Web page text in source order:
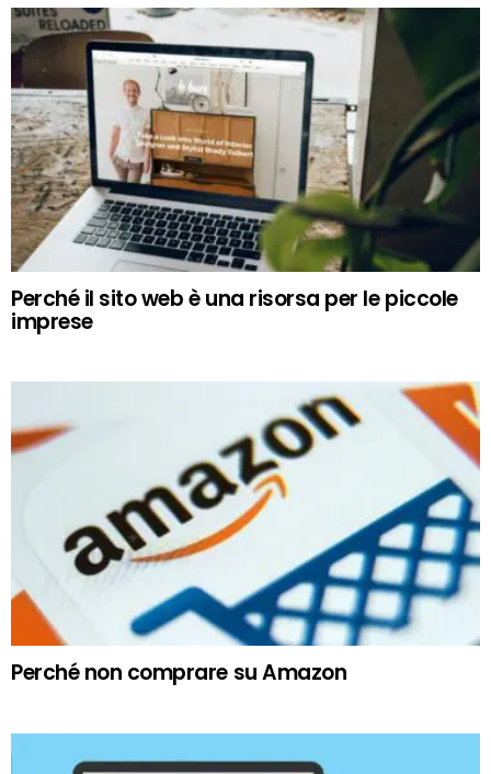
Perché il sito web è una risorsa per le piccole
imprese
Perché non comprare su Amazon